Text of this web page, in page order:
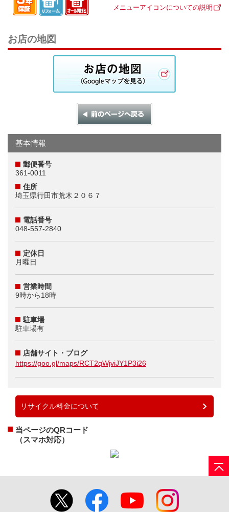
メニューアイコンについての説明
お店の地図
基本情報
郵便番号
361-0011
住所
埼玉県行田市荒木２０６７
電話番号
048-557-2840
定休日
月曜日
営業時間
9時から18時
駐車場
駐車場有
店舗サイト・ブログ
https://goo.gl/maps/RCT2qWjviJY1P3i26
リサイクル料金について
当ページのQRコード
（スマホ対応）